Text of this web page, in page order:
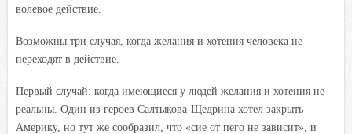
волевое действие.
Возможны три случая, когда желания и хотения человека не
переходят в действие.
Первый случай: когда имеющиеся у людей желания и хотения не
реальны. Один из героев Салтыкова-Щедрина хотел закрыть
Америку, но тут же сообразил, что «сие от пего не зависит», и